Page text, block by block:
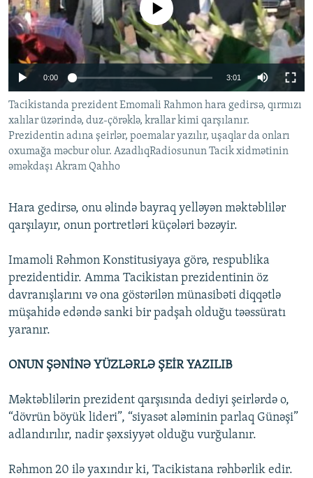
FOTOQALEREYA
İNFOQRAFIKA
KARIKATURA
OXU ZALI
AZƏRBAYCAN ƏDƏBIYYATI KITABXANASI
İSLAM VƏ DEMOKRATIYA
İZ - MƏDƏNIYYƏT PROQRAMI
HAQQIMIZDA
MISSIYAMIZ
PEŞƏ ETIKASI VƏ JURNALISTIKA STANDARTLARIMIZ
MATERIALLARIMIZDAN ISTIFADƏ
AZADLIQRADIOSU MOBIL TELEFONUNUZDA
BIZIMLƏ ƏLAQƏ
XƏBƏR BÜLLETENLƏRIMIZ
BIZI IZLƏ
RFE/RL-in bütün saytları
No media source currently available
0:00 3:01
Tacikistanda prezident Emomali Rahmon hara gedirsə, qırmızı
xalılar üzərində, duz-çörəklə, krallar kimi qarşılanır.
Prezidentin adına şeirlər, poemalar yazılır, uşaqlar da onları
oxumağa məcbur olur. AzadlıqRadiosunun Tacik xidmətinin
əməkdaşı Akram Qahho
Hara gedirsə, onu əlində bayraq yelləyən məktəblilər
qarşılayır, onun portretləri küçələri bəzəyir.
Imamoli Rəhmon Konstitusiyaya görə, respublika
prezidentidir. Amma Tacikistan prezidentinin öz
davranışlarını və ona göstərilən münasibəti diqqətlə
müşahidə edəndə sanki bir padşah olduğu təəssüratı
yaranır.
ONUN ŞƏNİNƏ YÜZLƏRLƏ ŞEİR YAZILIB
Məktəblilərin prezident qarşısında dediyi şeirlərdə o,
“dövrün böyük lideri”, “siyasət aləminin parlaq Günəşi”
adlandırılır, nadir şəxsiyyət olduğu vurğulanır.
Rəhmon 20 ilə yaxındır ki, Tacikistana rəhbərlik edir.